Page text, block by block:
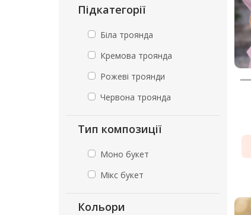
Підкатегорії
Біла троянда
Кремова троянда
Рожеві троянди
Червона троянда
Тип композиції
Моно букет
Мікс букет
Кольори